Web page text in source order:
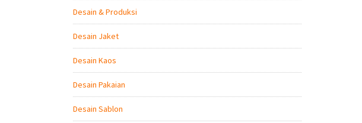
Desain & Produksi
Desain Jaket
Desain Kaos
Desain Pakaian
Desain Sablon